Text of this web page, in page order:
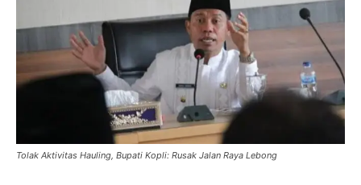
Tolak Aktivitas Hauling, Bupati Kopli: Rusak Jalan Raya Lebong